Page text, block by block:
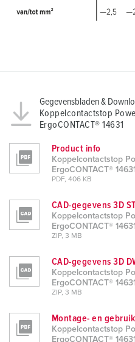
h
Gegevensbladen &
Koppelcontactstop
ErgoCONTACT® 14631
Product info
Koppelcontactstop
ErgoCONTACT® 14631
PDF, 406 KB
CAD-gegevens 3D
Koppelcontactstop
ErgoCONTACT® 14631
ZIP, 3 MB
CAD-gegevens 3D
Koppelcontactstop
ErgoCONTACT® 14631
ZIP, 3 MB
Montage- en
Koppelcontactstop
ErgoCONTACT® 14631